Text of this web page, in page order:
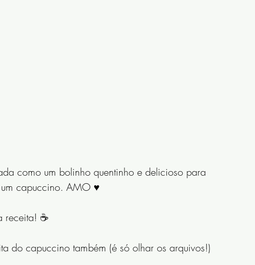
como um bolinho quentinho e delicioso para
capuccino. AMO ♥️
receita! ☕️
do capuccino também (é só olhar os arquivos!)